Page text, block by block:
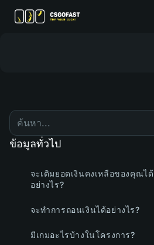
ข้อมูลทั่วไป
จะเติมยอดเงินคงเหลือของคุณได้
อย่างไร?
จะทำการถอนเงินได้อย่างไร?
มีเกมอะไรบ้างในโครงการ?